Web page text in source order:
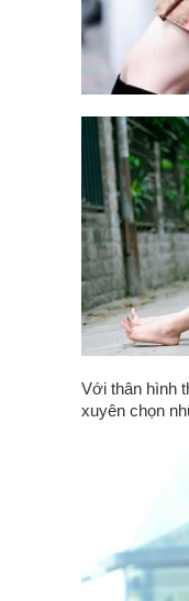
Với thân hình
xuyên chọn